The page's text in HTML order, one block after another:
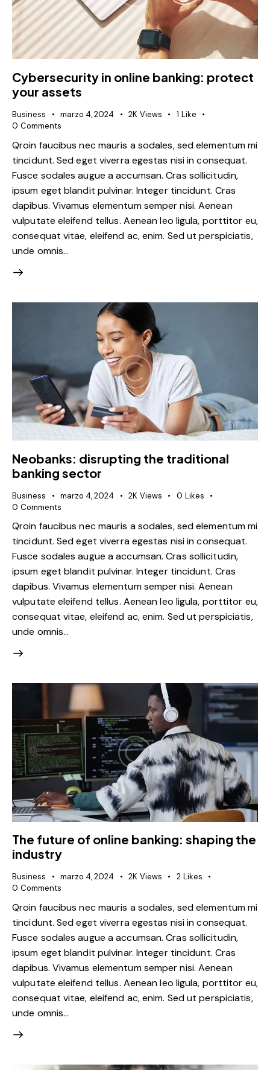
Cybersecurity in online banking: protect
your assets
Business marzo 4, 2024 2K Views 1 Like
0 Comments
Qroin faucibus nec mauris a sodales, sed elementum mi
tincidunt. Sed eget viverra egestas nisi in consequat.
Fusce sodales augue a accumsan. Cras sollicitudin,
ipsum eget blandit pulvinar. Integer tincidunt. Cras
dapibus. Vivamus elementum semper nisi. Aenean
vulputate eleifend tellus. Aenean leo ligula, porttitor eu,
consequat vitae, eleifend ac, enim. Sed ut perspiciatis,
unde omnis…
Neobanks: disrupting the traditional
banking sector
Business marzo 4, 2024 2K Views 0 Likes
0 Comments
Qroin faucibus nec mauris a sodales, sed elementum mi
tincidunt. Sed eget viverra egestas nisi in consequat.
Fusce sodales augue a accumsan. Cras sollicitudin,
ipsum eget blandit pulvinar. Integer tincidunt. Cras
dapibus. Vivamus elementum semper nisi. Aenean
vulputate eleifend tellus. Aenean leo ligula, porttitor eu,
consequat vitae, eleifend ac, enim. Sed ut perspiciatis,
unde omnis…
The future of online banking: shaping the
industry
Business marzo 4, 2024 2K Views 2 Likes
0 Comments
Qroin faucibus nec mauris a sodales, sed elementum mi
tincidunt. Sed eget viverra egestas nisi in consequat.
Fusce sodales augue a accumsan. Cras sollicitudin,
ipsum eget blandit pulvinar. Integer tincidunt. Cras
dapibus. Vivamus elementum semper nisi. Aenean
vulputate eleifend tellus. Aenean leo ligula, porttitor eu,
consequat vitae, eleifend ac, enim. Sed ut perspiciatis,
unde omnis…